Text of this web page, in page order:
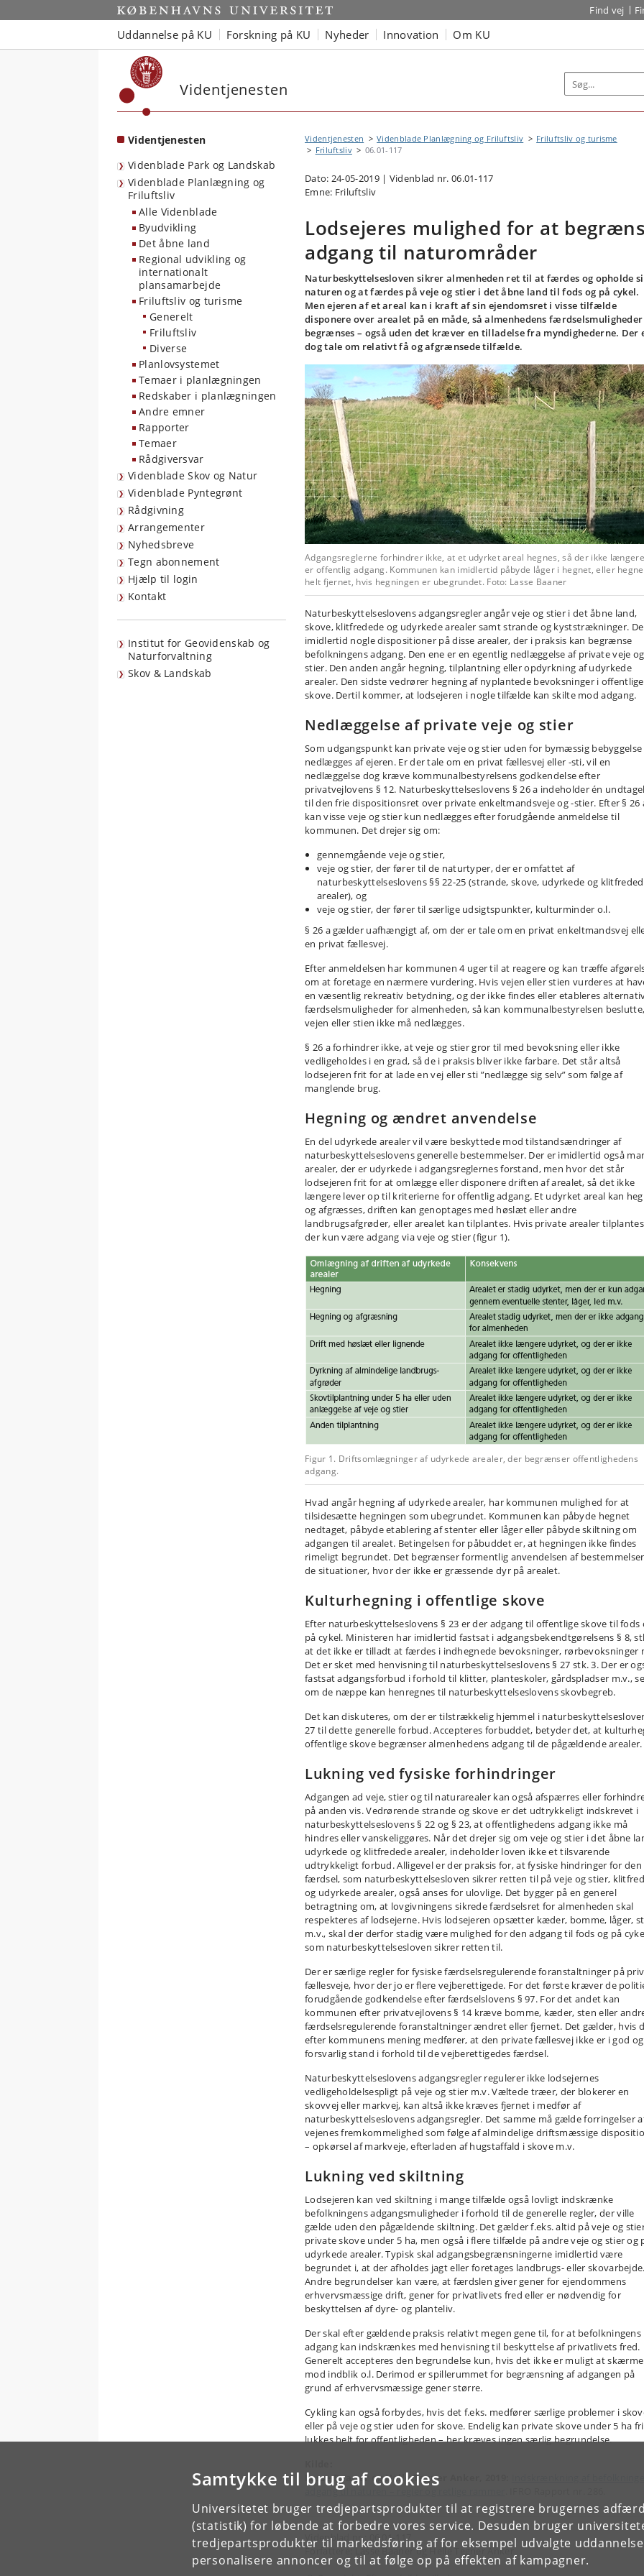
Samtykke til brug af cookies
Universitetet bruger tredjepartsprodukter til at registrere brugernes
(statistik) for løbende at forbedre vores service. Desuden bruger
tredjepartsprodukter til markedsføring af for eksempel udvalgte
personalisere annoncer og til at følge op på effekten af kampagner.
Start Find vej
Uddannelse på KU Forskning på KU Nyheder Innovation Om KU
Videntjenesten
Videntjenesten
Videnblade Park og Landskab
Videnblade Planlægning og
Friluftsliv
Alle Videnblade
Byudvikling
Det åbne land
Regional udvikling og
internationalt
plansamarbejde
Friluftsliv og turisme
Generelt
Friluftsliv
Diverse
Planlovsystemet
Temaer i planlægningen
Redskaber i planlægningen
Andre emner
Rapporter
Temaer
Rådgiversvar
Videnblade Skov og Natur
Videnblade Pyntegrønt
Rådgivning
Arrangementer
Nyhedsbreve
Tegn abonnement
Hjælp til login
Kontakt
Institut for Geovidenskab og
Naturforvaltning
Skov & Landskab
Videntjenesten Videnblade Planlægning og Friluftsliv
Friluftsliv og turisme
Friluftsliv
06.01-117
Dato: 24-05-2019 | Videnblad nr. 06.01-117
Emne: Friluftsliv
Lodsejeres mulighed for at
adgang til naturområder
Naturbeskyttelsesloven sikrer almenheden ret til at færdes og opholde
naturen og at færdes på veje og stier i det åbne land til fods og på cykel.
Men ejeren af et areal kan i kraft af sin ejendomsret i visse tilfælde
disponere over arealet på en måde, så almenhedens færdselsmuligheder
begrænses – også uden det kræver en tilladelse fra myndighederne. Der
dog tale om relativt få og afgrænsede tilfælde.
Adgangsreglerne forhindrer ikke, at et udyrket areal hegnes, så der ikke længere
er offentlig adgang. Kommunen kan imidlertid påbyde låger i hegnet, eller
helt fjernet, hvis hegningen er ubegrundet. Foto: Lasse Baaner
Naturbeskyttelseslovens adgangsregler angår veje og stier i det åbne land,
skove, klitfredede og udyrkede arealer samt strande og kyststrækninger.
imidlertid nogle dispositioner på disse arealer, der i praksis kan begrænse
befolkningens adgang. Den ene er en egentlig nedlæggelse af private veje og
stier. Den anden angår hegning, tilplantning eller opdyrkning af udyrkede
arealer. Den sidste vedrører hegning af nyplantede bevoksninger i offentlige
skove. Dertil kommer, at lodsejeren i nogle tilfælde kan skilte mod adgang.
Nedlæggelse af private veje og stier
Som udgangspunkt kan private veje og stier uden for bymæssig
nedlægges af ejeren. Er der tale om en privat fællesvej eller -sti, vil en
nedlæggelse dog kræve kommunalbestyrelsens godkendelse efter
privatvejlovens § 12. Naturbeskyttelseslovens § 26 a indeholder én
til den frie disposi­tionsret over private enkeltmandsveje og -stier. Efter § 26
kan visse veje og stier kun nedlægges efter forudgående anmeldelse til
kommunen. Det drejer sig om:
gennemgående veje og stier,
veje og stier, der fører til de naturtyper, der er omfattet af
naturbeskyttelseslovens §§ 22-25 (strande, skove, udyrkede og
arealer), og
veje og stier, der fører til særlige udsigtspunkter, kulturminder o.l.
§ 26 a gælder uafhængigt af, om der er tale om en privat enkeltmandsvej
en privat fællesvej.
Efter anmeldelsen har kommunen 4 uger til at reagere og kan træffe
om at foretage en nærmere vurdering. Hvis vejen eller stien vurderes at
en væsentlig rekreativ betydning, og der ikke findes eller etableres
færdselsmuligheder for almenheden, så kan kommunalbestyrelsen
vejen eller stien ikke må nedlægges.
§ 26 a forhindrer ikke, at veje og stier gror til med bevoksning eller ikke
vedligeholdes i en grad, så de i praksis bliver ikke farbare. Det står altså
lodsejeren frit for at lade en vej eller sti ”nedlægge sig selv” som følge af
manglende brug.
Hegning og ændret anvendelse
En del udyrkede arealer vil være beskyttede mod tilstandsændringer af
naturbeskyttelseslovens generelle bestemmelser. Der er imidlertid også
arealer, der er udyrkede i adgangsreglernes forstand, men hvor det står
lodsejeren frit for at omlægge eller disponere driften af arealet, så det ikke
længere lever op til kriterierne for offentlig adgang. Et udyrket areal kan
og afgræsses, driften kan genoptages med høslæt eller andre
landbrugsafgrøder, eller arealet kan tilplantes. Hvis private arealer
der kun være adgang via veje og stier (figur 1).
Figur 1. Driftsomlægninger af udyrkede arealer, der begrænser offentlighedens
adgang.
Hvad angår hegning af udyrkede arealer, har kommunen mulighed for at
tilsidesætte hegningen som ubegrundet. Kommunen kan påbyde hegnet
nedtaget, påbyde etablering af stenter eller låger eller påbyde skiltning om
adgangen til arealet. Betingelsen for påbuddet er, at hegningen ikke findes
rimeligt begrundet. Det begrænser formentlig anvendelsen af
de situationer, hvor der ikke er græssende dyr på arealet.
Kulturhegning i offentlige skove
Efter naturbeskyttelseslovens § 23 er der adgang til offentlige skove til fods
på cykel. Ministeren har imidlertid fastsat i adgangsbekendtgørelsens § 8,
at det ikke er tilladt at færdes i indhegnede bevoksninger, rørbevoksninger
Det er sket med henvisning til naturbeskyttelseslovens § 27 stk. 3. Der er
fastsat adgangsforbud i forhold til klitter, planteskoler, gårdspladser m.v.,
om de næppe kan henregnes til naturbeskyttelseslovens skovbegreb.
Det kan diskuteres, om der er tilstrækkelig hjemmel i
27 til dette generelle forbud. Accepteres forbuddet, betyder det, at
offentlige skove begrænser almenhedens adgang til de pågældende arealer.
Lukning ved fysiske forhindringer
Adgangen ad veje, stier og til naturarealer kan også afspærres eller
på anden vis. Vedrørende strande og skove er det udtrykkeligt indskrevet i
naturbeskyttelseslovens § 22 og § 23, at offentlighedens adgang ikke må
hindres eller vanskeliggøres. Når det drejer sig om veje og stier i det åbne
udyrkede og klitfredede arealer, indeholder loven ikke et tilsvarende
udtrykkeligt forbud. Alligevel er der praksis for, at fysiske hindringer for den
færdsel, som naturbeskyttelsesloven sikrer retten til på veje og stier,
og udyrkede arealer, også anses for ulovlige. Det bygger på en generel
betragtning om, at lovgivningens sikrede færdselsret for almenheden skal
respekteres af lodsejerne. Hvis lodsejeren opsætter kæder, bomme, låger,
m.v., skal der derfor stadig være mulighed for den adgang til fods og på
som naturbeskyttelsesloven sikrer retten til.
Der er særlige regler for fysiske færdselsregulerende foranstaltninger på
fællesveje, hvor der jo er flere vejberettigede. For det første kræver de
forudgående godkendelse efter færdselslovens § 97. For det andet kan
kommunen efter privatvejlovens § 14 kræve bomme, kæder, sten eller
færd­­­selsregulerende foranstaltninger ændret eller fjernet. Det gælder, hvis
efter kommunens mening medfører, at den private fællesvej ikke er i god og
forsvarlig stand i forhold til de vejberettigedes færdsel.
Naturbeskyttelseslovens adgangsregler regulerer ikke lodsejernes
vedligeholdelsespligt på veje og stier m.v. Væltede træer, der blokerer en
skovvej eller markvej, kan altså ikke kræves fjernet i medfør af
naturbeskyttelseslovens adgangsregler. Det samme må gælde forringelser
vejenes fremkommelighed som følge af almindelige driftsmæssige
– opkørsel af markveje, efterladen af hugstaffald i skove m.v.
Lukning ved skiltning
Lodsejeren kan ved skiltning i mange tilfælde også lovligt indskrænke
befolkningens adgangsmuligheder i forhold til de generelle regler, der ville
gælde uden den pågældende skiltning. Det gælder f.eks. altid på veje og
private skove under 5 ha, men også i flere tilfælde på andre veje og stier og
udyrkede arealer. Typisk skal adgangsbegrænsningerne imidlertid være
begrundet i, at der afholdes jagt eller foretages landbrugs- eller
Andre begrundelser kan være, at færdslen giver gener for ejendommens
erhvervsmæssige drift, gener for privatlivets fred eller er nødvendig for
beskyttelsen af dyre- og planteliv.
Der skal efter gældende praksis relativt megen gene til, for at befolkningens
adgang kan indskrænkes med henvisning til beskyttelse af privat­livets fred.
Generelt accepteres den begrundelse kun, hvis det ikke er muligt at skærme
mod indblik o.l. Derimod er spillerummet for begrænsning af adgangen på
grund af erhvervsmæssige gener større.
Cykling kan også forbydes, hvis det f.eks. medfører særlige problemer i
eller på veje og stier uden for skove. Endelig kan private skove under 5 ha
lukkes helt for offentligheden – her kræves ingen særlig begrundelse.
Lasse Baaner og Helle Tegner Anker, 2019:
adgang til naturen – regler og retlige rammer
Videnblad nr.: 06.01-117
Forfattere: Lasse Baaner og Helle Tegner Anker